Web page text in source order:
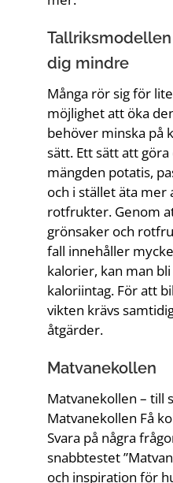
dig mindre
Många rör sig för
möjlighet att öka
behöver minska på
sätt. Ett sätt att
mängden potatis,
och i stället äta mer
rotfrukter. Genom
grönsaker och
fall innehåller
kalorier, kan man
kaloriintag. För att
vikten krävs
åtgärder.
Matvanekollen
Matvanekollen – till
Matvanekollen Få
Svara på några
snabbtestet
och inspiration för